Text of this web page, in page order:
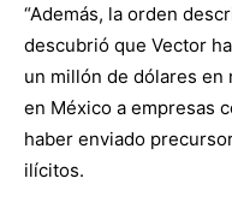
“Además, la orden
descubrió que Vector
un millón de dólares en
en México a empresas
haber enviado
ilícitos.